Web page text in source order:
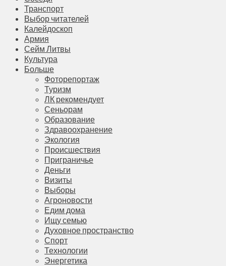
Транспорт
Выбор читателей
Калейдоскоп
Армия
Сейм Литвы
Культура
Больше
Фоторепортаж
Туризм
ЛК рекомендует
Сеньорам
Образование
Здравоохранение
Экология
Происшествия
Приграничье
Деньги
Визиты
Выборы
Агроновости
Едим дома
Ищу семью
Духовное пространство
Спорт
Технологии
Энергетика